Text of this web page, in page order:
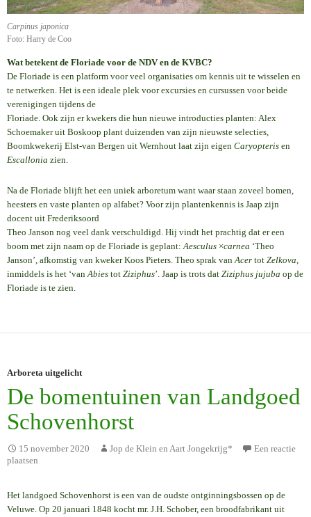
Carpinus japonica
Foto: Harry de Coo
Wat betekent de Floriade voor de NDV en de KVBC?
De Floriade is een platform voor veel organisaties om kennis uit te wisselen en
te netwerken. Het is een ideale plek voor excursies en cursussen voor beide
verenigingen tijdens de
Floriade. Ook zijn er kwekers die hun nieuwe introducties planten: Alex
Schoemaker uit Boskoop plant duizenden van zijn nieuwste selecties,
Boomkwekerij Elst-van Bergen uit Wernhout laat zijn eigen Caryopteris en
Escallonia zien.
Na de Floriade blijft het een uniek arboretum want waar staan zoveel bomen,
heesters en vaste planten op alfabet? Voor zijn plantenkennis is Jaap zijn
docent uit Frederiksoord
Theo Janson nog veel dank verschuldigd. Hij vindt het prachtig dat er een
boom met zijn naam op de Floriade is geplant:Aesculus ×carnea ‘Theo
Janson’, afkomstig van kweker Koos Pieters. Theo sprak vanAcer tot Zelkova,
inmiddels is het ‘vanAbies tot Ziziphus’. Jaap is trots dat Ziziphus jujuba op de
Floriade is te zien.
Arboreta uitgelicht
De bomentuinen van Landgoed
Schovenhorst
15 november 2020 Jop de Klein en Aart Jongekrijg*
Een reactie
plaatsen
Het landgoed Schovenhorst is een van de oudste ontginningsbossen op de
Veluwe. Op 20 januari 1848 kocht mr. J.H. Schober, een broodfabrikant uit